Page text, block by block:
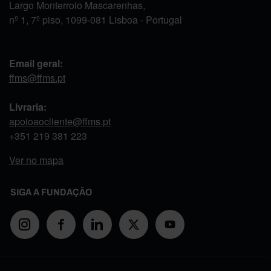
Largo Monterroio Mascarenhas,
nº 1, 7º piso, 1099-081 Lisboa - Portugal
Email geral:
ffms@ffms.pt
Livraria:
apoioaocliente@ffms.pt
+351 219 381 223
Ver no mapa
SIGA A FUNDAÇÃO